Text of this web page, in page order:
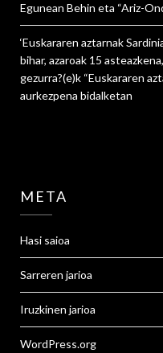
Egunean Behin eta “Ariz-
‘Euskararen aztarnak
bihar, azaroak 15
gezurra?(e)k “Euskararen
aurkezpena bidalketan
META
Hasi saioa
Sarreren jarioa
Iruzkinen jarioa
WordPress.org